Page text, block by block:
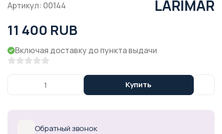
Артикул: 00144 LARIMAR
11 400 RUB
Включая доставку до пункта выдачи
Купить
Обратный звонок